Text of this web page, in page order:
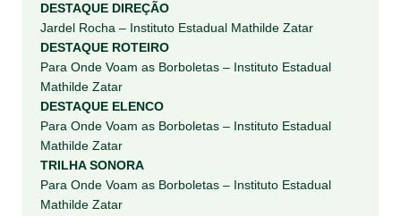
DESTAQUE DIREÇÃO
Jardel Rocha – Instituto Estadual Mathilde Zatar
DESTAQUE ROTEIRO
Para Onde Voam as Borboletas – Instituto Estadual
Mathilde Zatar
DESTAQUE ELENCO
Para Onde Voam as Borboletas – Instituto Estadual
Mathilde Zatar
TRILHA SONORA
Para Onde Voam as Borboletas – Instituto Estadual
Mathilde Zatar